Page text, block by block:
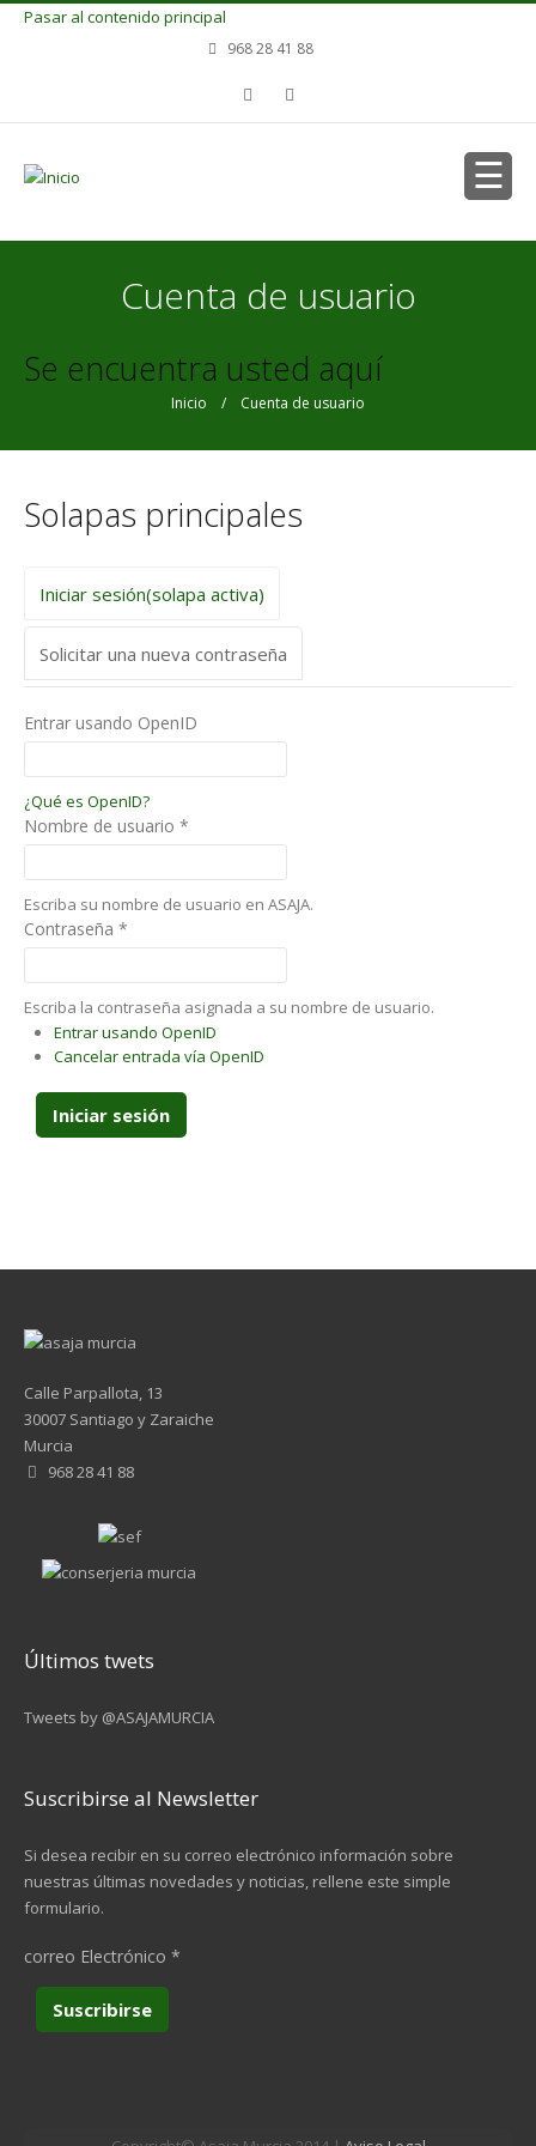
Pasar al contenido principal
968 28 41 88
Cuenta de usuario
Se encuentra usted aquí
Inicio / Cuenta de usuario
Solapas principales
Iniciar sesión(solapa activa)
Solicitar una nueva contraseña
Entrar usando OpenID
¿Qué es OpenID?
Nombre de usuario *
Escriba su nombre de usuario en ASAJA.
Contraseña *
Escriba la contraseña asignada a su nombre de usuario.
Entrar usando OpenID
Cancelar entrada vía OpenID
Calle Parpallota, 13
30007 Santiago y Zaraiche
Murcia
968 28 41 88
Últimos twets
Tweets by @ASAJAMURCIA
Suscribirse al Newsletter
Si desea recibir en su correo electrónico información sobre
nuestras últimas novedades y noticias, rellene este simple
formulario.
correo Electrónico *